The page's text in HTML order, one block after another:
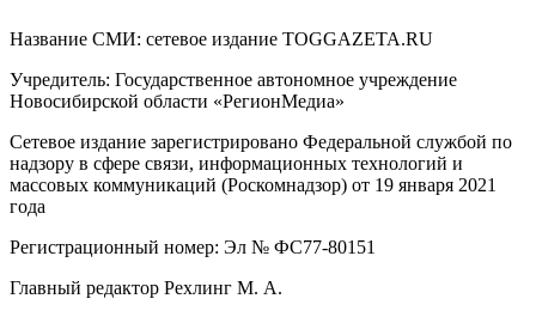
Название СМИ: cетевое издание TOGGAZETA.RU
Учредитель: Государственное автономное учреждение
Новосибирской области «РегионМедиа»
Сетевое издание зарегистрировано Федеральной службой по
надзору в сфере связи, информационных технологий и
массовых коммуникаций (Роскомнадзор) от 19 января 2021
года
Регистрационный номер: Эл № ФС77-80151
Главный редактор Рехлинг М. А.